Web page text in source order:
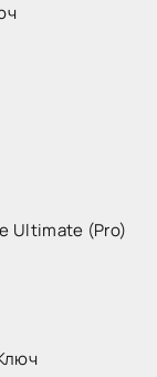
Ultimate (Pro)